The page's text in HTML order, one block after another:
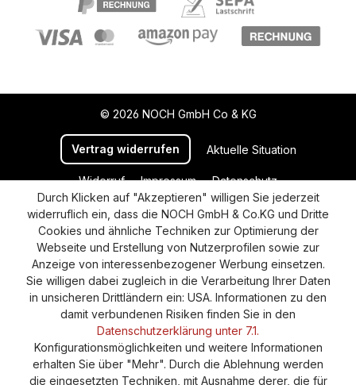
© 2026 NOCH GmbH Co & KG
Vertrag widerrufen Aktuelle Situation
Widerruf Impressum
Datenschutz
Versand und Zahlung
AGB
Cookie-Einstellungen
Barrierefreiheitserklärung
Durch Klicken auf "Akzeptieren" willigen Sie jederzeit
widerruflich ein, dass die NOCH GmbH & Co.KG und Dritte
Cookies und ähnliche Techniken zur Optimierung der
Webseite und Erstellung von Nutzerprofilen sowie zur
Anzeige von interessenbezogener Werbung einsetzen.
Sie willigen dabei zugleich in die Verarbeitung Ihrer Daten
in unsicheren Drittländern ein: USA. Informationen zu den
damit verbundenen Risiken finden Sie in den
Datenschutzerklärung unter 7.1.
Konfigurationsmöglichkeiten und weitere Informationen
erhalten Sie über "Mehr". Durch die Ablehnung werden
die eingesetzten Techniken, mit Ausnahme derer, die für